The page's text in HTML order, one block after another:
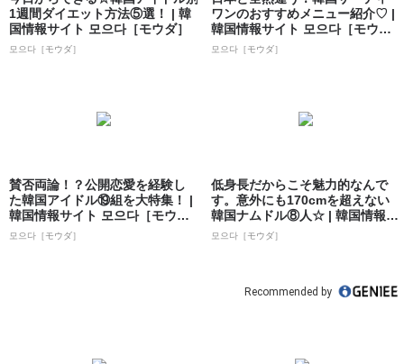
1週間ダイエット方法⑤選！ | 韓
国情報サイト 모으다［モウダ］
모으다［モウダ］
ワンのおすすめメニュー紹介♡ |
韓国情報サイト 모으다［モウ
ダ］
모으다［モウダ］
賛否両論！？公開恋愛を経験し
た韓国アイドル⑲組を大特集！ |
韓国情報サイト 모으다［モウ
ダ］
모으다［モウダ］
低身長だからこそ魅力的なんで
す。意外にも170cmを超えない
韓国ナムドル⑧人☆ | 韓国情報サ
イト...
모으다［モウダ］
Recommended by